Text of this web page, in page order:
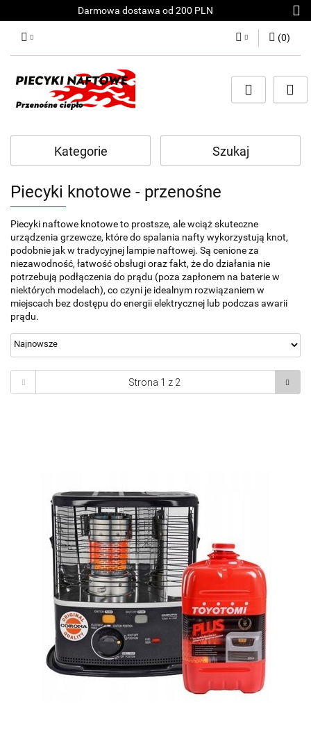
Darmowa dostawa od 200 PLN
Zaloguj się
Załóż konto
Zgody cookies
(0)
Kategorie Szukaj
Piecyki knotowe - przenośne
Piecyki naftowe knotowe to prostsze, ale wciąż skuteczne
urządzenia grzewcze, które do spalania nafty wykorzystują knot,
podobnie jak w tradycyjnej lampie naftowej. Są cenione za
niezawodność, łatwość obsługi oraz fakt, że do działania nie
potrzebują podłączenia do prądu (poza zapłonem na baterie w
niektórych modelach), co czyni je idealnym rozwiązaniem w
miejscach bez dostępu do energii elektrycznej lub podczas awarii
prądu.